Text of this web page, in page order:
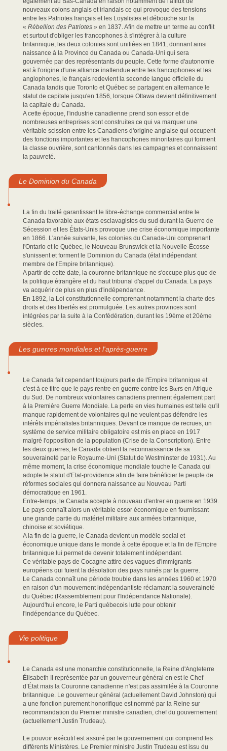
nouveaux colons anglais et irlandais ce qui provoque des tensions
entre les Patriotes français et les Loyalistes et débouche sur la
« Rébellion des Patriotes » en 1837. Afin de mettre un terme au conflit
et surtout d'obliger les francophones à s'intégrer à la culture
britannique, les deux colonies sont unifiées en 1841, donnant ainsi
naissance à la Province du Canada ou Canada-Uni qui sera
gouvernée par des représentants du peuple. Cette forme d'autonomie
est à l'origine d'une alliance inattendue entre les francophones et les
anglophones, le français redevient la seconde langue officielle du
Canada tandis que Toronto et Québec se partagent en alternance le
statut de capitale jusqu'en 1856, lorsque Ottawa devient définitivement
la capitale du Canada.
A cette époque, l'industrie canadienne prend son essor et de
nombreuses entreprises sont construites ce qui va marquer une
véritable scission entre les Canadiens d'origine anglaise qui occupent
des fonctions importantes et les francophones minoritaires qui forment
la classe ouvrière, sont cantonnés dans les campagnes et connaissent
la pauvreté.
Le Dominion du Canada
La fin du traité garantissant le libre-échange commercial entre le
Canada favorable aux états esclavagistes du sud durant la Guerre de
Sécession et les États-Unis provoque une crise économique importante
en 1866. L'année suivante, les colonies du Canada-Uni comprenant
l'Ontario et le Québec, le Nouveau-Brunswick et la Nouvelle-Écosse
s'unissent et forment le Dominion du Canada (état indépendant
membre de l'Empire britannique).
A partir de cette date, la couronne britannique ne s'occupe plus que de
la politique étrangère et du haut tribunal d'appel du Canada. La pays
va acquérir de plus en plus d'indépendance.
En 1892, la Loi constitutionnelle comprenant notamment la charte des
droits et des libertés est promulguée. Les autres provinces sont
intégrées par la suite à la Confédération, durant les 19ème et 20ème
siècles.
Les guerres mondiales et l'après-guerre
Le Canada fait cependant toujours partie de l'Empire britannique et
c'est à ce titre que le pays rentre en guerre contre les Bœrs en Afrique
du Sud. De nombreux volontaires canadiens prennent également part
à la Première Guerre Mondiale. La perte en vies humaines est telle qu'il
manque rapidement de volontaires qui ne veulent pas défendre les
intérêts impérialistes britanniques. Devant ce manque de recrues, un
système de service militaire obligatoire est mis en place en 1917
malgré l'opposition de la population (Crise de la Conscription). Entre
les deux guerres, le Canada obtient la reconnaissance de sa
souveraineté par le Royaume-Uni (Statut de Westminster de 1931). Au
même moment, la crise économique mondiale touche le Canada qui
adopte le statut d'Etat-providence afin de faire bénéficier le peuple de
réformes sociales qui donnera naissance au Nouveau Parti
démocratique en 1961.
Entre-temps, le Canada accepte à nouveau d'entrer en guerre en 1939.
Le pays connaît alors un véritable essor économique en fournissant
une grande partie du matériel militaire aux armées britannique,
chinoise et soviétique.
A la fin de la guerre, le Canada devient un modèle social et
économique unique dans le monde à cette époque et la fin de l'Empire
britannique lui permet de devenir totalement indépendant.
Ce véritable pays de Cocagne attire des vagues d'immigrants
européens qui fuient la désolation des pays ruinés par la guerre.
Le Canada connaît une période trouble dans les années 1960 et 1970
en raison d'un mouvement indépendantiste réclamant la souveraineté
du Québec (Rassemblement pour l'Indépendance Nationale).
Aujourd'hui encore, le Parti québecois lutte pour obtenir
l'indépendance du Québec.
Vie politique
Le Canada est une monarchie constitutionnelle, la Reine d'Angleterre
Élisabeth II représentée par un gouverneur général en est le Chef
d’État mais la Couronne canadienne n'est pas assimilée à la Couronne
britannique. Le gouverneur général (actuellement David Johnston) qui
a une fonction purement honorifique est nommé par la Reine sur
recommandation du Premier ministre canadien, chef du gouvernement
(actuellement Justin Trudeau).
Le pouvoir exécutif est assuré par le gouvernement qui comprend les
différents Ministères. Le Premier ministre Justin Trudeau est issu du